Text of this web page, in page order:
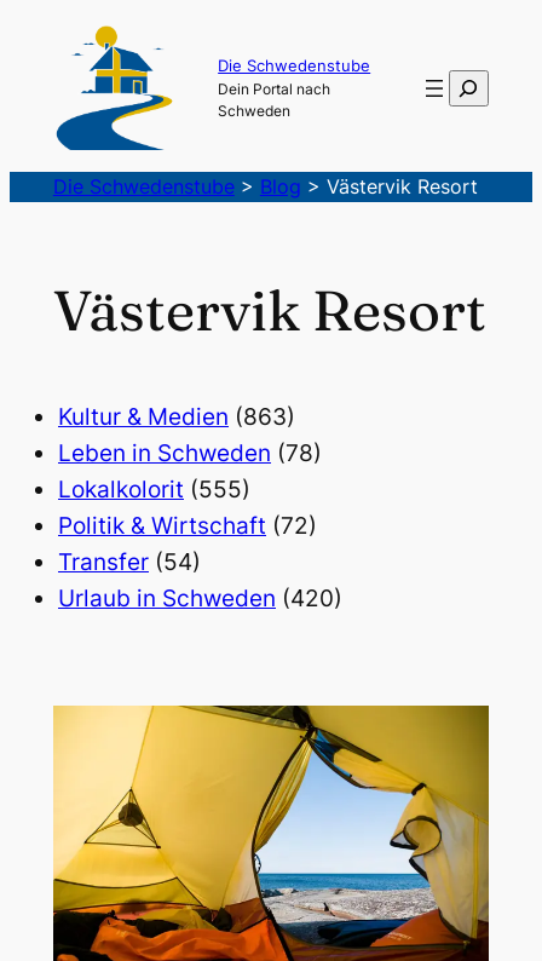
Die Schwedenstube
Dein Portal nach
Schweden
Suchen
Die Schwedenstube> Blog > Västervik Resort
Västervik Resort
Kultur & Medien (863)
Leben in Schweden (78)
Lokalkolorit (555)
Politik & Wirtschaft (72)
Transfer (54)
Urlaub in Schweden (420)